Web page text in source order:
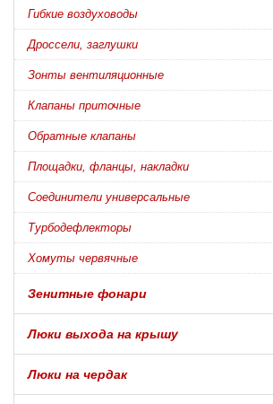
Гибкие воздуховоды
Дроссели, заглушки
Зонты вентиляционные
Клапаны приточные
Обратные клапаны
Площадки, фланцы, накладки
Соединители универсальные
Турбодефлекторы
Хомуты червячные
Зенитные фонари
Люки выхода на крышу
Люки на чердак